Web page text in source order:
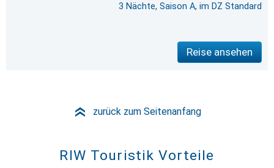
3 Nächte, Saison A, im DZ Standard
Reise ansehen
» zurück zum Seitenanfang
RIW Touristik Vorteile